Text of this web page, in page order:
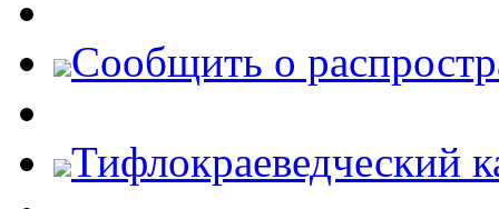
Cообщить о
Тифлокраеведческий